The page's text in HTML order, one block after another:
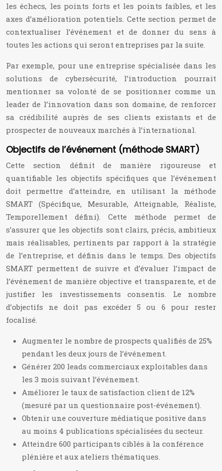
les échecs, les points forts et les points faibles, et les
axes d’amélioration potentiels. Cette section permet de
contextualiser l’événement et de donner du sens à
toutes les actions qui seront entreprises par la suite.
Par exemple, pour une entreprise spécialisée dans les
solutions de cybersécurité, l’introduction pourrait
mentionner sa volonté de se positionner comme un
leader de l’innovation dans son domaine, de renforcer
sa crédibilité auprès de ses clients existants et de
prospecter de nouveaux marchés à l’international.
Objectifs de l’événement (méthode SMART)
Cette section définit de manière rigoureuse et
quantifiable les objectifs spécifiques que l’événement
doit permettre d’atteindre, en utilisant la méthode
SMART (Spécifique, Mesurable, Atteignable, Réaliste,
Temporellement défini). Cette méthode permet de
s’assurer que les objectifs sont clairs, précis, ambitieux
mais réalisables, pertinents par rapport à la stratégie
de l’entreprise, et définis dans le temps. Des objectifs
SMART permettent de suivre et d’évaluer l’impact de
l’événement de manière objective et transparente, et de
justifier les investissements consentis. Le nombre
d’objectifs ne doit pas excéder 5 ou 6 pour rester
focalisé.
Augmenter le nombre de prospects qualifiés de 25%
pendant les deux jours de l’événement.
Générer 200 leads commerciaux exploitables dans
les 3 mois suivant l’événement.
Améliorer le taux de satisfaction client de 12%
(mesuré par un questionnaire post-événement).
Obtenir une couverture médiatique positive dans
au moins 4 publications spécialisées du secteur.
Atteindre 600 participants ciblés à la conférence
plénière et aux ateliers thématiques.